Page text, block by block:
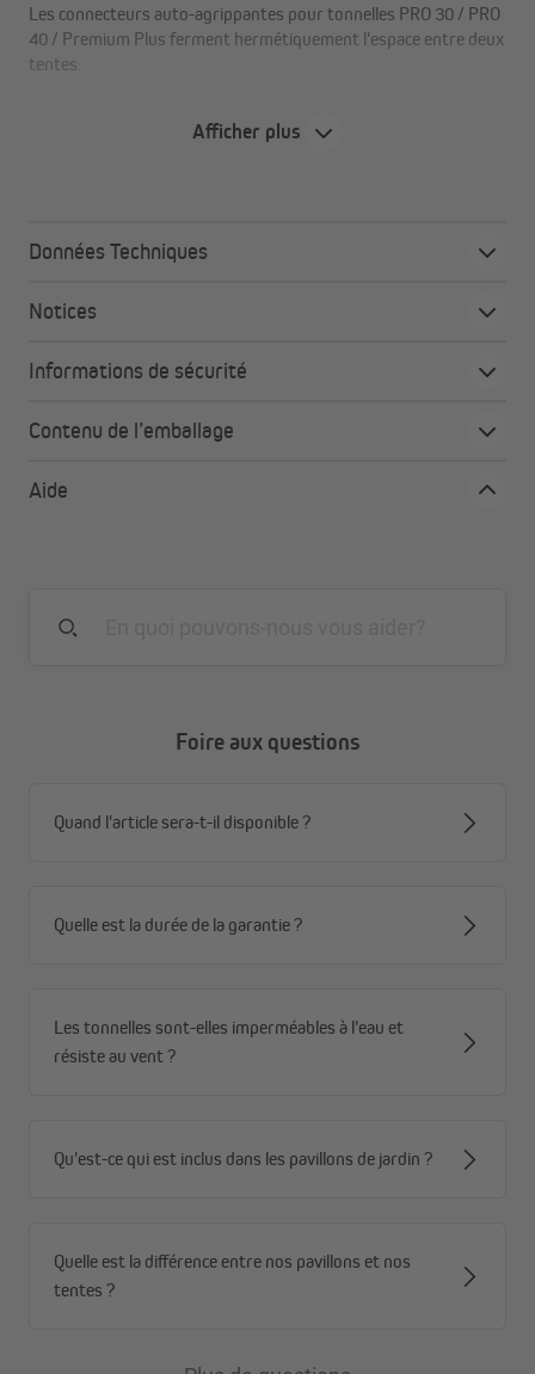
Les connecteurs auto-agrippantes pour tonnelles PRO 30 / PRO
40 / Premium Plus ferment hermétiquement l'espace entre deux
tentes.
disponible en plusieurs couleurs
Avec les attaches auto-agrippantes en polyester résistant, deux
tonnalles peuvent être reliées de manière totalement étanche au
simplement sur les parois des tonnelles placées côte à côte.
sûr qu'aucune eau ne pénètre dans les tentes.
Afficher plus
Données Techniques
Notices
Informations de sécurité
Contenu de l’emballage
Aide
Foire aux questions
Quand l'article sera-t-il disponible ?
Quelle est la durée de la garantie ?
Les tonnelles sont-elles imperméables à l'eau et
résiste au vent ?
Qu'est-ce qui est inclus dans les pavillons de jardin ?
Quelle est la différence entre nos pavillons et nos
tentes ?